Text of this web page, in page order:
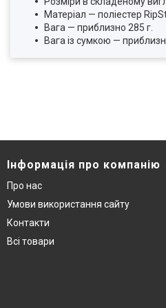
Матеріал — поліестер
Вага — приблизно 285 г.
Вага із сумкою —
Інформація про компанію
Про нас
Умови використання сайту
Контакти
Всі товари